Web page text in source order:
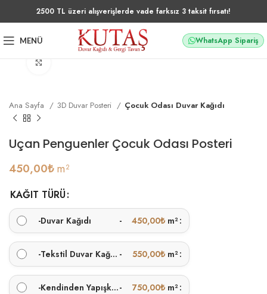
2500 TL üzeri alışverişlerde vade farksız 3 taksit fırsatı!
MENÜ WhatsApp Sipariş
Ana Sayfa 3D Duvar Posteri Çocuk Odası Duvar Kağıdı
Uçan Penguenler Çocuk Odası Posteri
450,00₺m²
KAĞIT TÜRÜ
-Duvar Kağıdı - 450,00₺ m²
- Tekstil Duvar Kağıdı - 550,00₺ m²
- Kendinden Yapışkanlı- 750,00₺ m²